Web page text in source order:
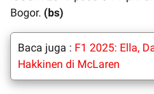
Bogor. (bs)
Baca juga : F1 2025: Ella,
Hakkinen di McLaren